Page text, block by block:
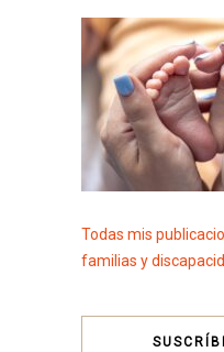
Todas mis
familias y